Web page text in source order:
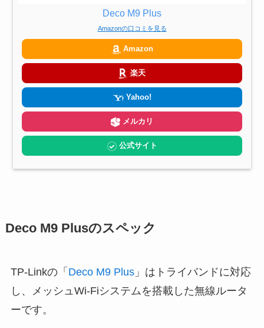
Deco M9 Plus
Amazonの口コミを見る
Amazon
楽天
Yahoo!
メルカリ
公式サイト
Deco M9 Plusのスペック
TP-Linkの「 Deco M9 Plus」はトライバンドに対応
し、メッシュWi-Fiシステムを搭載した無線ルータ
ーです。